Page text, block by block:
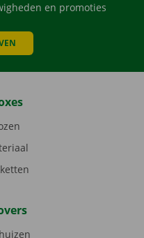
en promoties